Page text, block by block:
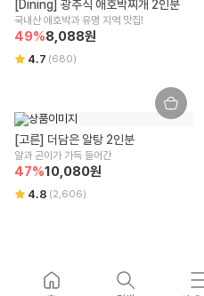
[Dining] 광주식 애호박찌개 2인분
국내산 애호박과 유명 지역 맛집!
49%8,088원
4.7 (680)
[고른] 더담은 알탕 2인분
47%10,080원
4.8 (2,606)